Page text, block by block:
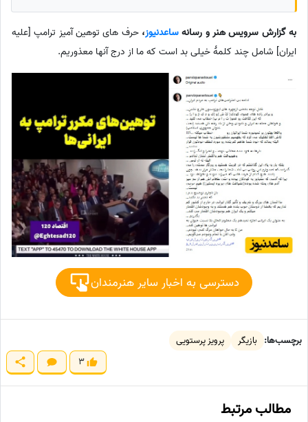
به گزارش سرویس هنر و رسانهساعدنیوز، حرف های توهین آمیز ترامپ [علیه
ایران] شامل چند کلمهٔ خیلی بد است که ما از درج آنها معذوریم.
دسترسی به اخبار سایر هنرمندان
برچسب‌ها: بازیگر
پرویز پرستویی
3
مطالب مرتبط